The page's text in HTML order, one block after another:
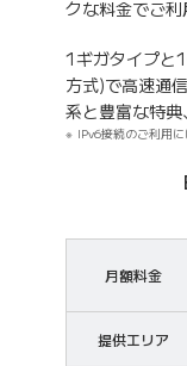
クな料金でご利
1ギガタイプと
方式)で高速通
系と豊富な特典
IPv6接続のご利用
月額料金
提供エリア